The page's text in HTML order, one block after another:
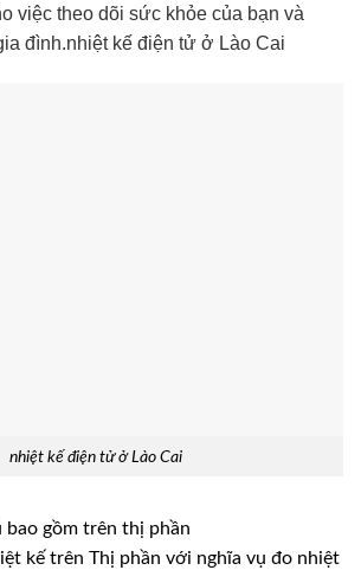
việc theo dõi sức khỏe của bạn và
đình.nhiệt kế điện tử ở Lào Cai
nhiệt kế điện tử ở Lào Cai
bao gồm trên thị phần
kế trên Thị phần với nghĩa vụ đo nhiệt